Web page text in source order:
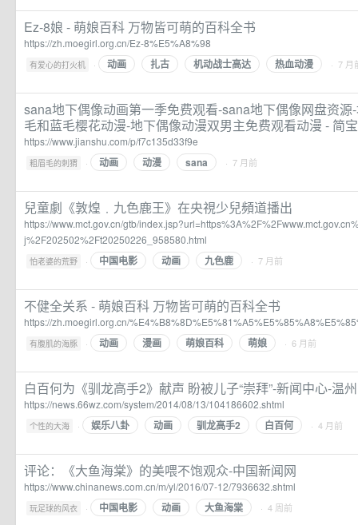
Ez-8娘 - 萌娘百科 万物皆可萌的百科全书
https://zh.moegirl.org.cn/Ez-8%E5%A8%98
有爱心的打火机 · 动画 扎古 机动战士高达 热血动漫 · 7 月
sana地下偶像动画第一季免费观看-sana地下偶像网盘资
毛和蓝毛樱花动漫-地下偶像动漫双男主免费观看动漫 - 简
https://www.jianshu.com/p/f7c135d33f9e
粗眉毛的刺猬 · 动画 动漫 sana · 7 月前
兒童劇《敦煌﹒九色鹿王》在央視少兒頻道播出
https://www.mct.gov.cn/gtb/
j%2F202502%2Ft20250226_958580.html
怕老婆的荒野 · 中国电影 动画 九色鹿 · 7 月前
不健全关系 - 萌娘百科 万物皆可萌的百科全书
https://zh.moegirl.org.cn/
有腹肌的海豚 · 动画 漫画 萌娘百科 萌娘 · 6 月前
白百何为《驯龙高手2》献声 盼被儿子“崇拜”-新闻中心-温
https://news.66wz.com/system/2014/08/13/104186602.shtml
个性的大海 · 娱乐八卦 动画 驯龙高手2 白百何 · 4 月前
评论：《大鱼海棠》的美喂不饱观众-中国新闻网
https://www.chinanews.com.cn/m/yl/2016/07-12/7936632.shtml
玩足球的风衣 · 中国电影 动画 大鱼海棠 · 4 周前